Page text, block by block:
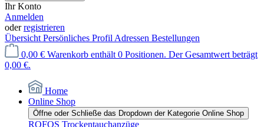
Ihr Konto
Anmelden
oderregistrieren
Übersicht Persönliches Profil Adressen Bestellungen
0,00 € Warenkorb enthält 0 Positionen. Der Gesamtwert beträgt
0,00 €.
Home
Online Shop
Öffne oder Schließe das Dropdown der Kategorie Online Shop
ROFOS Trockentauchanzüge